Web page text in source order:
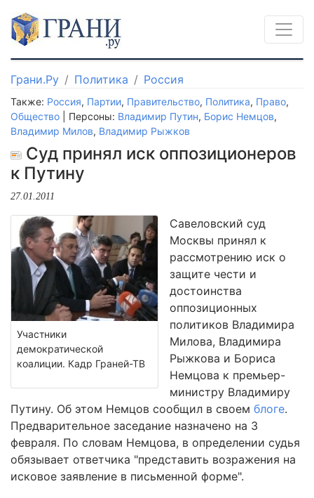
Грани.Ру Политика Россия
Также: Россия, Партии, Правительство, Политика, Право,
Общество | Персоны: Владимир Путин, Борис Немцов,
Владимир Милов, Владимир Рыжков
Суд принял иск оппозиционеров
к Путину
27.01.2011
Участники
демократической
коалиции. Кадр Граней-ТВ
Савеловский суд
Москвы принял к
рассмотрению иск о
защите чести и
достоинства
оппозиционных
политиков Владимира
Милова, Владимира
Рыжкова и Бориса
Немцова к премьер-
министру Владимиру
Путину. Об этом Немцов сообщил в своем блоге.
Предварительное заседание назначено на 3
февраля. По словам Немцова, в определении судья
обязывает ответчика "представить возражения на
исковое заявление в письменной форме".